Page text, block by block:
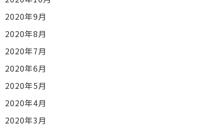
2020年9月
2020年8月
2020年7月
2020年6月
2020年5月
2020年4月
2020年3月